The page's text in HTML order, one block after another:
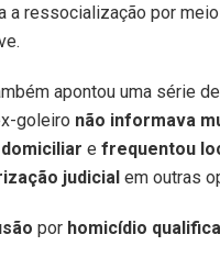
a ressocialização por
apontou uma série
goleiro não informava
e frequentou
judicial em outras
por homicídio